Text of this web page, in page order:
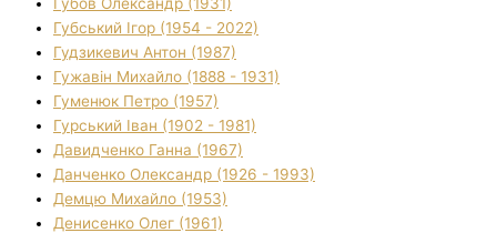
Губський Ігор (1954 - 2022)
Гудзикевич Антон (1987)
Гужавін Михайло (1888 - 1931)
Гуменюк Петро (1957)
Гурський Іван (1902 - 1981)
Давидченко Ганна (1967)
Данченко Олександр (1926 - 1993)
Демцю Михайло (1953)
Денисенко Олег (1961)